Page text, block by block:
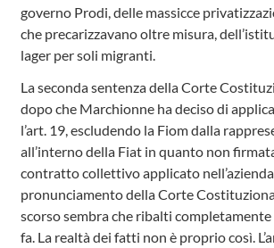
governo Prodi, delle massicce
che precarizzavano oltre misura,
lager per soli migranti.
La seconda sentenza della Corte
dopo che Marchionne ha deciso di
l’art. 19, escludendo la Fiom dalla
all’interno della Fiat in quanto non
contratto collettivo applicato
pronunciamento della Corte
scorso sembra che ribalti
fa. La realtà dei fatti non è proprio così.